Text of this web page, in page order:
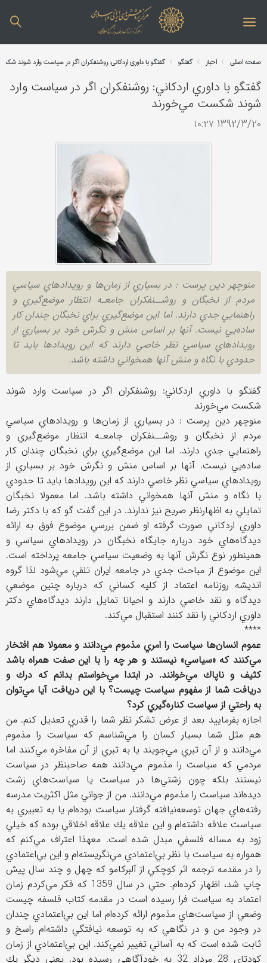
صفحه اصلی اخبار گفتگو گفتگو با داوري اردكاني: روشنفکران اگر در سياست وارد ‌شوند
گفتگو با داوري اردكاني: روشنفکران اگر در سياست وارد
‌شوند شكست مي‌خورند
1392/3/20 ۱۰:۲۷
منوچهر دين پرست : در بسياري از زمان‌ها و رويدادهاي سياسي
مردم از نخبگان و روشــنفكران جامعـه انتظار موضع‌گيري و
راهنمايي جدي دارند. اما اين موضع‌گيري براي نخبگان چندان كار
ساده‌يي نيست. آنها بر اساس منش و نگرش خود بر بسياري از
رويدادهاي سياسي نظر خاصي دارند كه اين رويدادها بايد تا
حدودي با نگاه و منش آنها همخواني داشته باشد.
گفتگو با داوري اردكاني: روشنفکران اگر در سياست وارد ‌شوند
شكست مي‌خورند
منوچهر دين پرست : در بسياري از زمان‌ها و رويدادهاي سياسي
مردم از نخبگان و روشــنفكران جامعـه انتظار موضع‌گيري و
راهنمايي جدي دارند. اما اين موضع‌گيري براي نخبگان چندان كار
ساده‌يي نيست. آنها بر اساس منش و نگرش خود بر بسياري از
رويدادهاي سياسي نظر خاصي دارند كه اين رويدادها بايد تا حدودي
با نگاه و منش آنها همخواني داشته باشد. اما معمولا نخبگان
تمايلي به اظهارنظر صريح نيز ندارند. در اين گفت گو كه با دكتر رضا
داوري اردكاني صورت گرفته او ضمن بررسي موضوع فوق به ارائه
ديدگاه‌هاي خود درباره جايگاه نخبگان در رويدادهاي سياسي و
همينطور نوع نگرش آنها به وضعيت سياسي جامعه پرداخته است.
اين موضوع از مباحث جدي در جامعه ايران تلقي مي‌شود لذا گروه
انديشه روزنامه اعتماد از كليه كساني كه درباره چنين موضعي
ديدگاه و نقد خاصي دارند و احيانا تمايل دارند ديدگاه‌هاي دكتر
داوري اردكاني را نقد كنند استقبال مي‌كند.
****
عموم انسان‌ها سياست را امري مذموم مي‌دانند و معمولا هم افتخار
مي‌كنند كه «سياسي» نيستند و هر چه را با اين صفت همراه باشد
كثيف و ناپاك مي‌خوانند. در ابتدا مي‌خواستم بدانم كه درك و
دريافت شما از مفهوم سياست چيست؟ با اين دريافت آيا مي‌توان
به راحتي از سياست كناره‌گيري كرد؟
اجازه بفرماييد بعد از عرض تشكر نظر شما را قدري تعديل كنم. من
هم مثل شما بسيار كسان را مي‌شناسم كه سياست را مذموم
مي‌دانند و از آن تبري مي‌جويند يا به تبري از آن مفاخره مي‌كنند اما
مردمي كه سياست را مذموم مي‌دانند همه صاحبنظر در سياست
نيستند بلكه چون زشتي‌ها در سياست يا سياست‌هاي زشت
ديده‌اند سياست را مذموم مي‌دانند. من از جواني مثل اكثريت مدرسه
رفته‌هاي جهان توسعه‌نيافته گرفتار سياست بوده‌ام يا به تعبيري به
سياست علاقه داشته‌ام و اين علاقه يك علاقه اخلاقي بوده كه خيلي
زود به مساله فلسفي مبدل شده است. معهذا اعتراف مي‌كنم كه
همواره به سياست با نظر بي‌اعتمادي مي‌نگريسته‌ام و اين بي‌اعتمادي
را در مقدمه ترجمه اثر كوچكي از آلبركامو كه چهل و چند سال پيش
چاپ شد، اظهار كرده‌ام. حتي در سال 1359 كه فكر مي‌كردم زمان
اعتماد به سياست فرا رسيده است در مقدمه كتاب فلسفه چيست
وضعي از سياست‌هاي مذموم ارائه كرده‌ام اما اين بي‌اعتمادي چندان
در وجود من و در نگاهي كه به توسعه نيافتگي داشته‌ام راسخ و
ثابت شده است كه به آساني تغيير نمي‌كند. اين بي‌اعتمادي از زمان
كودتاي 28 مرداد 32 به خودآگاهي رسيده بود. يعني ديگر يك